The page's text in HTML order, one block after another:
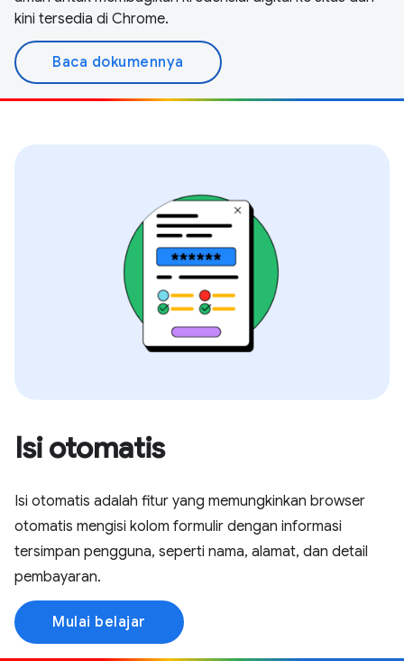
kini tersedia di Chrome.
Baca dokumennya
Isi otomatis
Isi otomatis adalah fitur yang memungkinkan browser
otomatis mengisi kolom formulir dengan informasi
tersimpan pengguna, seperti nama, alamat, dan detail
pembayaran.
Mulai belajar